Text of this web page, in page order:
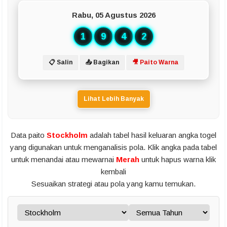
Rabu, 05 Agustus 2026
1 9 4 2
📋 Salin 📤 Bagikan 🎥 Paito Warna
Lihat Lebih Banyak
Data paito Stockholm adalah tabel hasil keluaran angka togel
yang digunakan untuk menganalisis pola. Klik angka pada tabel
untuk menandai atau mewarnai Merah untuk hapus warna klik
kembali
Sesuaikan strategi atau pola yang kamu temukan.